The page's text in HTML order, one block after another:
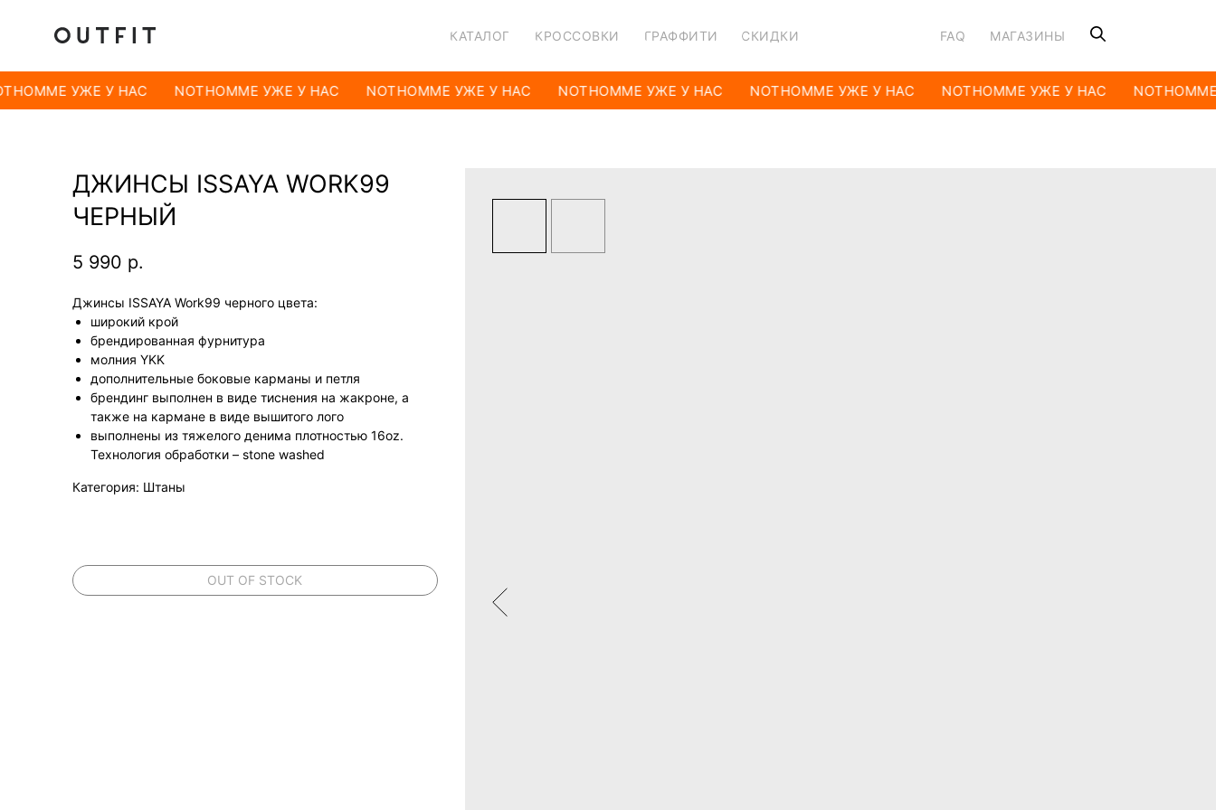
КАТАЛОГ КРОССОВКИ ГРАФФИТИ СКИДКИ FAQ МАГАЗИНЫ
УЖЕ У НАС NOTHOMME УЖЕ У НАС NOTHOMME УЖЕ У НАС NOTHOMME УЖЕ У НАС NOTHOMME УЖЕ У НАС NOTHOMME УЖЕ У НАС
ДЖИНСЫ ISSAYA WORK99
ЧЕРНЫЙ
5 990 р.
OUT OF STOCK
Джинсы ISSAYA Work99 черного цвета:
широкий крой
брендированная фурнитура
молния YKK
дополнительные боковые карманы и петля
брендинг выполнен в виде тиснения на жакроне, а
также на кармане в виде вышитого лого
выполнены из тяжелого денима плотностью 16oz.
Технология обработки – stone washed
Категория: Штаны